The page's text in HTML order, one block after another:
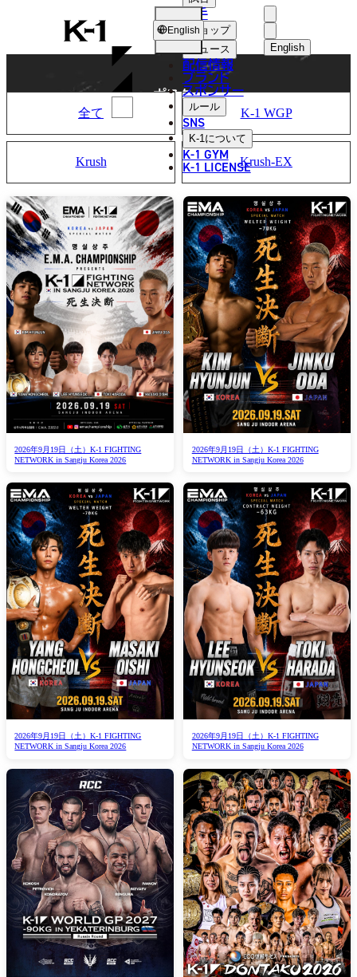
K-
1
English
ไทย
العربية
選手
ショップ
ニュース
配信情報
ブランド
スポンサー
ルール
SNS
K-1について
K-1 GYM
K-1 LICENSE
English
POSTER
ポスター
全て K-1 WGP
Krush Krush-EX
2026年9月19日（土）K-1 FIGHTING
NETWORK in Sangju Korea 2026
2026年9月19日（土）K-1 FIGHTING
NETWORK in Sangju Korea 2026
2026年9月19日（土）K-1 FIGHTING
NETWORK in Sangju Korea 2026
2026年9月19日（土）K-1 FIGHTING
NETWORK in Sangju Korea 2026